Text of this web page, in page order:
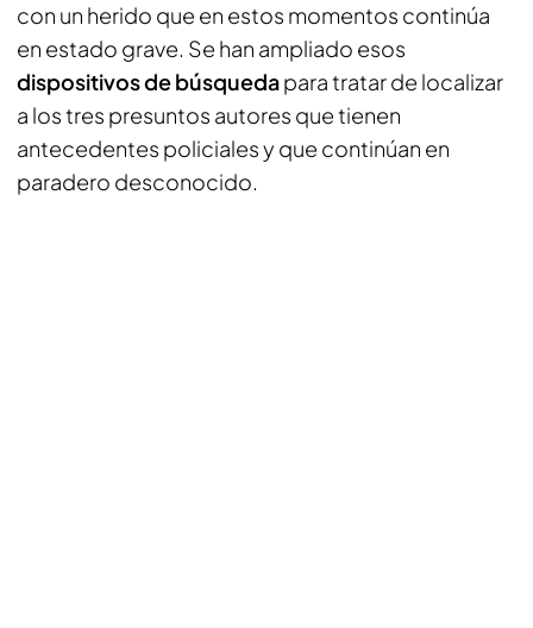
con un herido que en estos momentos continúa
en estado grave. Se han ampliado esos
dispositivos de búsquedapara tratar de localizar
a los tres presuntos autores que tienen
antecedentes policiales y que continúan en
paradero desconocido.